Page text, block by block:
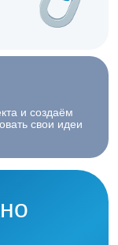
и создаём
свои идеи